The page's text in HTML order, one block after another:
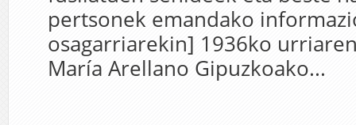
pertsonek emandako
osagarriarekin] 1936ko
María Arellano Gipuzkoako...